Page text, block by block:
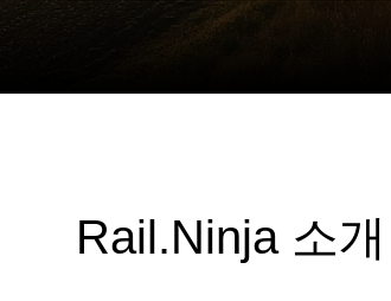
Rail.Ninja 소개